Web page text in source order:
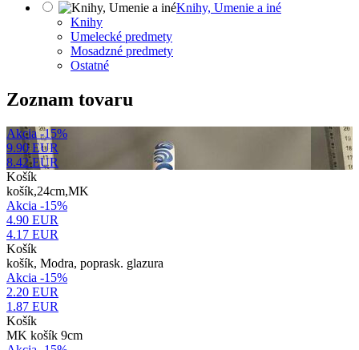
Knihy, Umenie a iné
Knihy
Umelecké predmety
Mosadzné predmety
Ostatné
Zoznam tovaru
Akcia -15%
9.90 EUR
8.42 EUR
Košík
košík,24cm,MK
Akcia -15%
4.90 EUR
4.17 EUR
Košík
košík, Modra, poprask. glazura
Akcia -15%
2.20 EUR
1.87 EUR
Košík
MK košík 9cm